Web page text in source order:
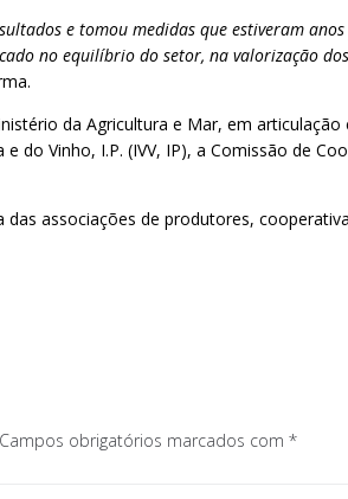
e tomou medidas que estiveram
no equilíbrio do setor, na valorização
da Agricultura e Mar, em
do Vinho, I.P. (IVV, IP), a Comissão de
associações de produtores,
Campos obrigatórios marcados com *